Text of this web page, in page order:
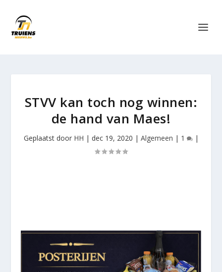
STVV kan toch nog winnen:
de hand van Maes!
Geplaatst door HH | dec 19, 2020 | Algemeen | 1 |